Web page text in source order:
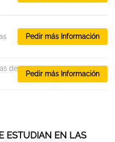
Pedir más Información
de
Pedir más Información
ESTUDIAN EN LAS